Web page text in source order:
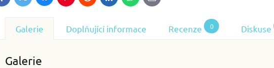
mail
Galerie Doplňující informace Recenze 0 Diskuse
Galerie